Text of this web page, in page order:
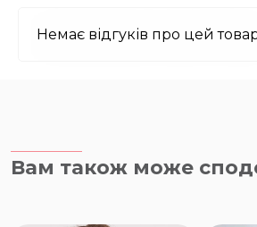
Немає відгуків про цей
Вам також може